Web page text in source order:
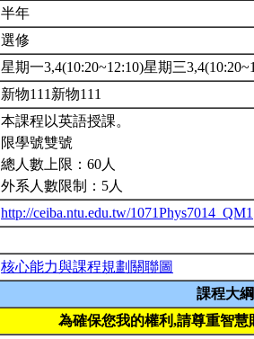
半年
選修
星期一3,4(10:20~12:10)星期三
新物111新物111
本課程以英語授課。
限學號雙號
總人數上限：60人
外系人數限制：5人
http://ceiba.ntu.edu.tw/1071Phys7014_QM1
核心能力與課程規劃關聯圖
課程大綱
為確保您我的權利,請尊重智